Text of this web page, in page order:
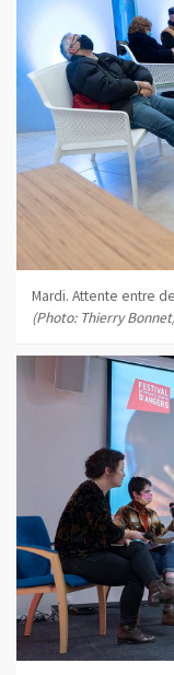
Mardi. Attente entre
(Photo: Thierry